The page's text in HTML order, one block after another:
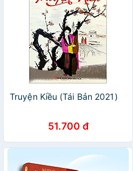
Truyện Kiều (Tái Bản 2021)
51.700 đ